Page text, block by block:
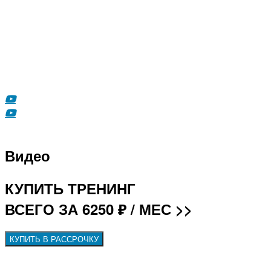
Видео
КУПИТЬ ТРЕНИНГ
ВСЕГО ЗА 6250 ₽ / МЕС >>
КУПИТЬ В РАССРОЧКУ